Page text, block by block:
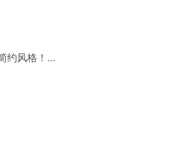
约风格！...